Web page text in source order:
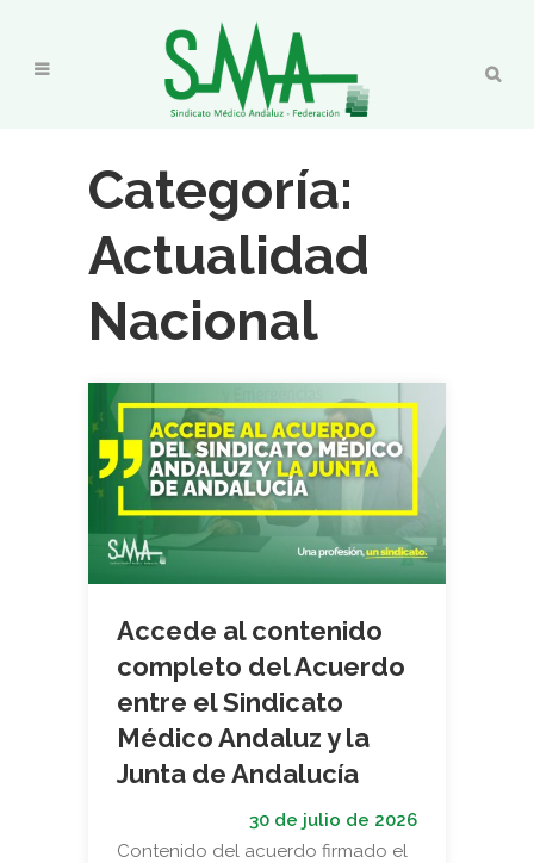
Categoría:
Actualidad
Nacional
Accede al contenido
completo del Acuerdo
entre el Sindicato
Médico Andaluz y la
Junta de Andalucía
30 de julio de 2026
Contenido del acuerdo firmado el